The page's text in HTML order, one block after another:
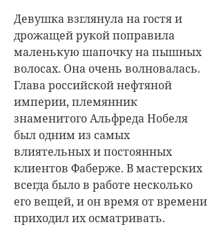
Девушка взглянула на гостя и
дрожащей рукой поправила
маленькую шапочку на пышных
волосах. Она очень волновалась.
Глава российской нефтяной
империи, племянник
знаменитого Альфреда Нобеля
был одним из самых
влиятельных и постоянных
клиентов Фаберже. В мастерских
всегда было в работе несколько
его вещей, и он время от времени
приходил их осматривать.